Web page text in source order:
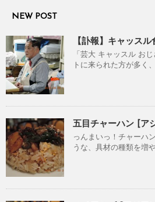
NEW POST
【訃報】キャッス
「芸大 キャッスル お
トに来られた方が多く
五目チャーハン [ア
っんまいっ！チャーハ
うな、具材の種類を増